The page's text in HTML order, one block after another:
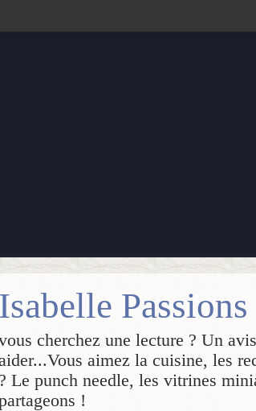
cherchez une lecture ? Un
aimez la cuisine, les
? Le punch needle, les vitrines
!